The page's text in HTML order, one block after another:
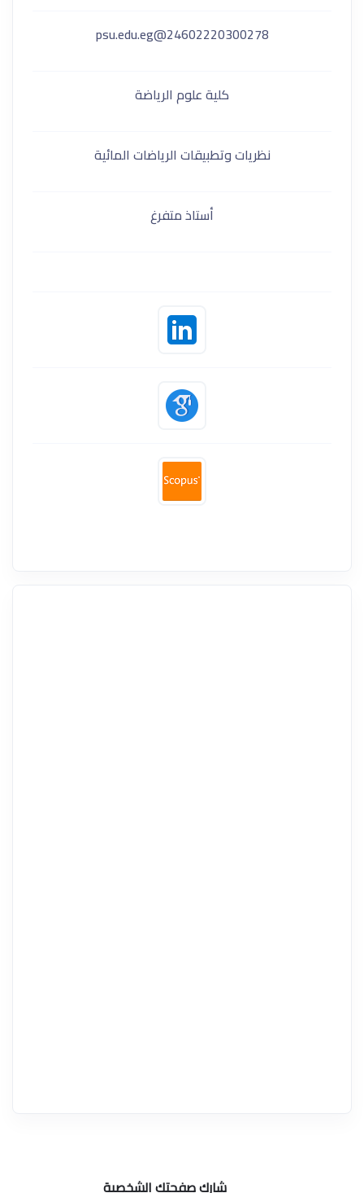
24602220300278@psu.edu.eg
كلية علوم الرياضة
نظريات وتطبيقات الرياضات المائية
أستاذ متفرغ
شارك صفحتك الشخصية